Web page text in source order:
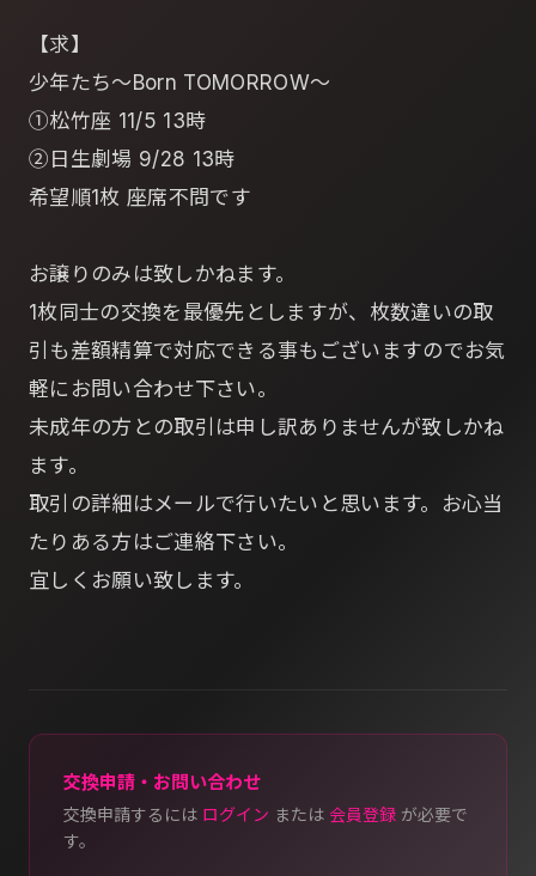
【求】
少年たち～Born TOMORROW～
①松竹座 11/5 13時
②日生劇場 9/28 13時
希望順1枚 座席不問です
お譲りのみは致しかねます。
1枚同士の交換を最優先としますが、枚数違いの取
引も差額精算で対応できる事もございますのでお気
軽にお問い合わせ下さい。
未成年の方との取引は申し訳ありませんが致しかね
ます。
取引の詳細はメールで行いたいと思います。お心当
たりある方はご連絡下さい。
宜しくお願い致します。
交換申請・お問い合わせ
交換申請するには ログイン または 会員登録 が必要で
す。